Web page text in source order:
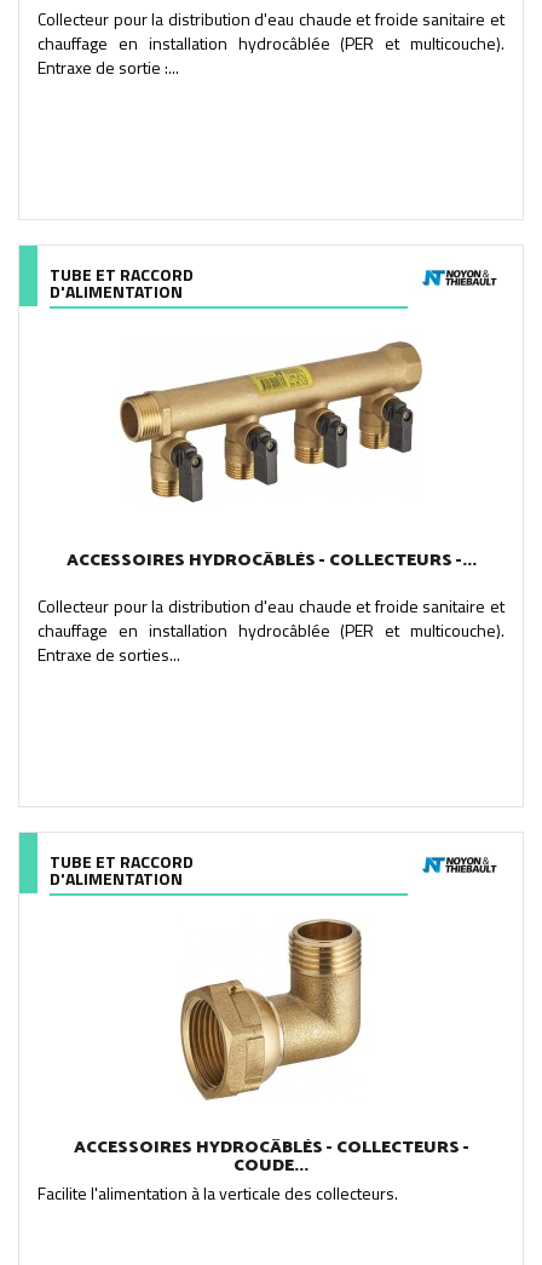
Collecteur pour la distribution d'eau chaude et froide sanitaire et
chauffage en installation hydrocâblée (PER et multicouche).
Entraxe de sortie :...
TUBE ET RACCORD
D'ALIMENTATION
ACCESSOIRES HYDROCÂBLÉS - COLLECTEURS -...
Collecteur pour la distribution d'eau chaude et froide sanitaire et
chauffage en installation hydrocâblée (PER et multicouche).
Entraxe de sorties...
TUBE ET RACCORD
D'ALIMENTATION
ACCESSOIRES HYDROCÂBLÉS - COLLECTEURS -
COUDE...
Facilite l'alimentation à la verticale des collecteurs.